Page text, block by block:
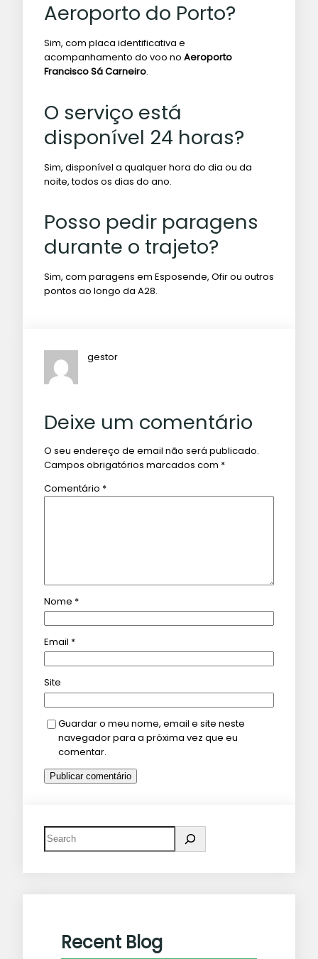
Aeroporto do Porto?
Sim, com placa identificativa e
acompanhamento do voo no Aeroporto
Francisco Sá Carneiro.
O serviço está
disponível 24 horas?
Sim, disponível a qualquer hora do dia ou da
noite, todos os dias do ano.
Posso pedir paragens
durante o trajeto?
Sim, com paragens em Esposende, Ofir ou outros
pontos ao longo da A28.
gestor
Deixe um comentário
O seu endereço de email não será publicado.
Campos obrigatórios marcados com *
Comentário *
Nome *
Email *
Site
Guardar o meu nome, email e site neste
navegador para a próxima vez que eu
comentar.
Recent Blog